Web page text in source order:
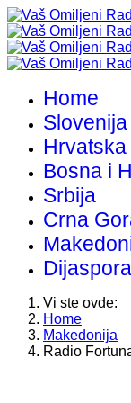
Home
Slovenija
Hrvatska
Bosna i
Srbija
Crna
Dijaspora
Vi ste ovde:
Home
Makedonija
Radio